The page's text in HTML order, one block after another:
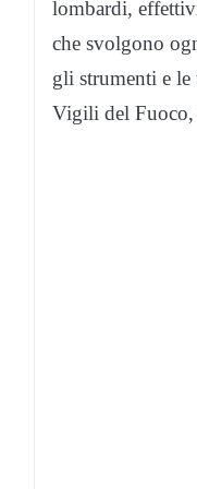
lombardi,
che svolgono
gli strumenti e
Vigili del Fuoco,